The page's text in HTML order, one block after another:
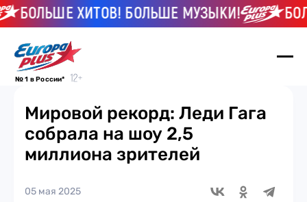
БОЛЬШЕ ХИТОВ! БОЛЬШЕ МУЗЫКИ!
№ 1 в России*
Мировой рекорд: Леди Гага
собрала на шоу 2,5
миллиона зрителей
05 мая 2025